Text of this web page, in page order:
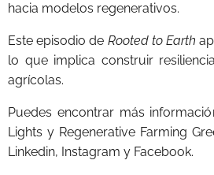
hacia modelos regenerativos.
Este episodio de Rooted to Earth
lo que implica construir
agrícolas.
Puedes encontrar más
Lights y Regenerative Farming
Linkedin, Instagram y Facebook.